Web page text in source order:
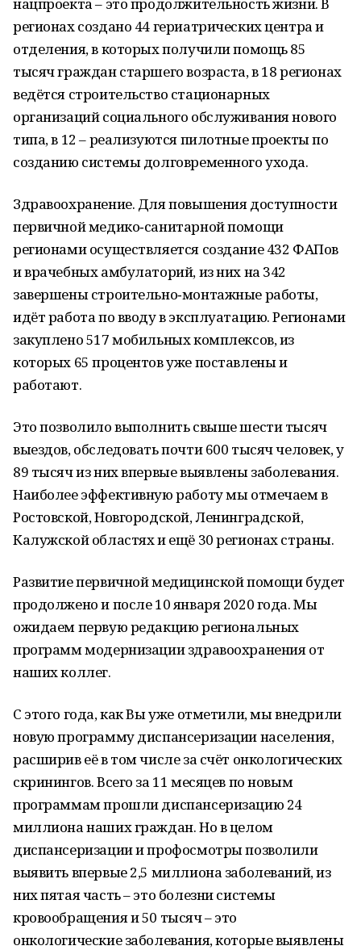
регионах создано 44 гериатрических центра и
отделения, в которых получили помощь 85
тысяч граждан старшего возраста, в 18 регионах
ведётся строительство стационарных
организаций социального обслуживания нового
типа, в 12 – реализуются пилотные проекты по
созданию системы долговременного ухода.
Здравоохранение. Для повышения доступности
первичной медико‑санитарной помощи
регионами осуществляется создание 432 ФАПов
и врачебных амбулаторий, из них на 342
завершены строительно‑монтажные работы,
идёт работа по вводу в эксплуатацию. Регионами
закуплено 517 мобильных комплексов, из
которых 65 процентов уже поставлены и
работают.
Это позволило выполнить свыше шести тысяч
выездов, обследовать почти 600 тысяч человек, у
89 тысяч из них впервые выявлены заболевания.
Наиболее эффективную работу мы отмечаем в
Ростовской, Новгородской, Ленинградской,
Калужской областях и ещё 30 регионах страны.
Развитие первичной медицинской помощи будет
продолжено и после 10 января 2020 года. Мы
ожидаем первую редакцию региональных
программ модернизации здравоохранения от
наших коллег.
С этого года, как Вы уже отметили, мы внедрили
новую программу диспансеризации населения,
расширив её в том числе за счёт онкологических
скринингов. Всего за 11 месяцев по новым
программам прошли диспансеризацию 24
миллиона наших граждан. Но в целом
диспансеризации и профосмотры позволили
выявить впервые 2,5 миллиона заболеваний, из
них пятая часть – это болезни системы
кровообращения и 50 тысяч – это
онкологические заболевания, которые выявлены